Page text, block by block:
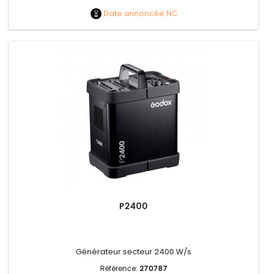
Date annoncée NC
P2400
Générateur secteur 2400 W/s
Référence: 270787